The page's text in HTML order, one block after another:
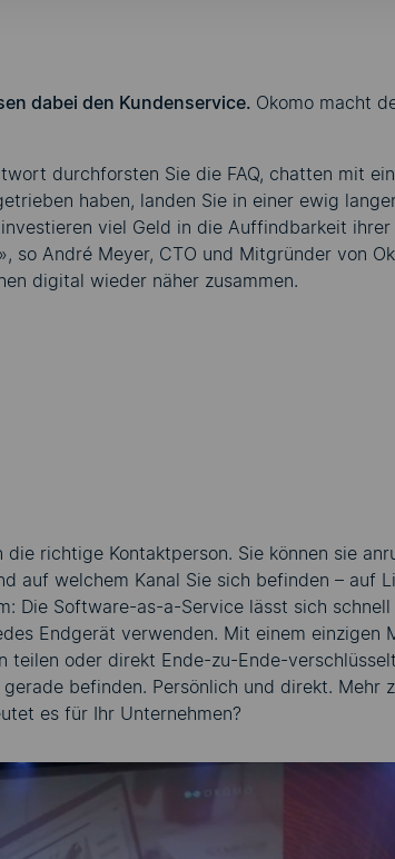
dabei den Kundenservice. Okomo macht
durchforsten Sie die FAQ, chatten mit
haben, landen Sie in einer ewig
viel Geld in die Auffindbarkeit
so André Meyer, CTO und Mitgründer von
digital wieder näher zusammen.
richtige Kontaktperson. Sie können sie
auf welchem Kanal Sie sich befinden – auf
Die Software-as-a-Service lässt sich
Endgerät verwenden. Mit einem einzigen
teilen oder direkt Ende-zu-Ende-
befinden. Persönlich und direkt. Mehr
es für Ihr Unternehmen?
zu können,
von Cookies